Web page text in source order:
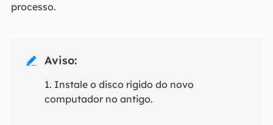
processo.
 Aviso:
1. Instale o disco rígido do novo
computador no antigo.